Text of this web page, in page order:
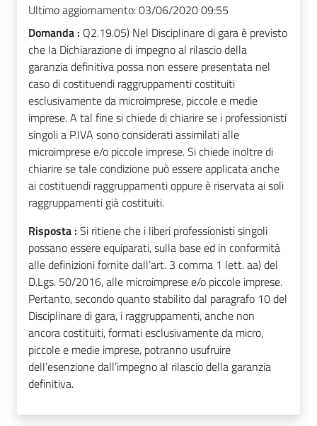
Ultimo aggiornamento:03/06/2020 09:55
Domanda : Q2.19.05) Nel Disciplinare di gara è previsto
che la Dichiarazione di impegno al rilascio della
garanzia definitiva possa non essere presentata nel
caso di costituendi raggruppamenti costituiti
esclusivamente da microimprese, piccole e medie
imprese. A tal fine si chiede di chiarire se i professionisti
singoli a P.IVA sono considerati assimilati alle
microimprese e/o piccole imprese. Si chiede inoltre di
chiarire se tale condizione può essere applicata anche
ai costituendi raggruppamenti oppure è riservata ai soli
raggruppamenti già costituiti.
Risposta : Si ritiene che i liberi professionisti singoli
possano essere equiparati, sulla base ed in conformità
alle definizioni fornite dall’art. 3 comma 1 lett. aa) del
D.Lgs. 50/2016, alle microimprese e/o piccole imprese.
Pertanto, secondo quanto stabilito dal paragrafo 10 del
Disciplinare di gara, i raggruppamenti, anche non
ancora costituiti, formati esclusivamente da micro,
piccole e medie imprese, potranno usufruire
dell’esenzione dall’impegno al rilascio della garanzia
definitiva.